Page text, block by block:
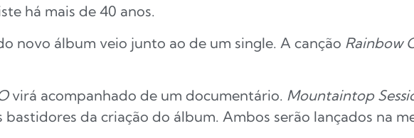
há mais de 40 anos.
novo álbum veio junto ao de um single. A canção Rainbow
virá acompanhado de um documentário. Mountaintop
bastidores da criação do álbum. Ambos serão lançados na